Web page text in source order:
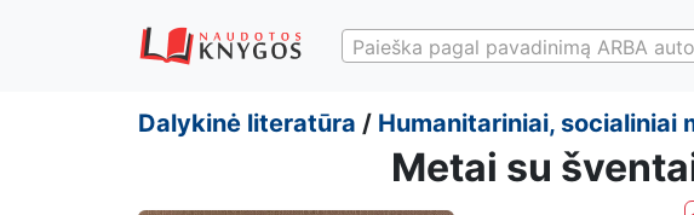
Paieška pagal pavadinimą ARBA
Dalykinė literatūra / Humanitariniai, socialiniai
Metai su